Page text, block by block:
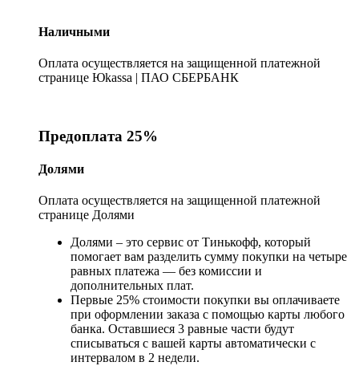
Наличными
Оплата осуществляется на защищенной платежной
странице Юkassa | ПАО СБЕРБАНК
Предоплата 25%
Долями
Оплата осуществляется на защищенной платежной
странице Долями
Долями – это сервис от Тинькофф, который
помогает вам разделить сумму покупки на четыре
равных платежа — без комиссии и
дополнительных плат.
Первые 25% стоимости покупки вы оплачиваете
при оформлении заказа с помощью карты любого
банка. Оставшиеся 3 равные части будут
списываться с вашей карты автоматически с
интервалом в 2 недели.